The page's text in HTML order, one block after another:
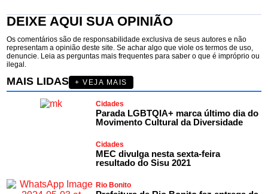
DEIXE AQUI SUA OPINIÃO
Os comentários são de responsabilidade exclusiva de seus autores e não
representam a opinião deste site. Se achar algo que viole os termos de uso,
denuncie. Leia as perguntas mais frequentes para saber o que é impróprio ou
ilegal.
MAIS LIDAS + VEJA MAIS
Cidades
Parada LGBTQIA+ marca último dia do
Movimento Cultural da Diversidade
Cidades
MEC divulga nesta sexta-feira
resultado do Sisu 2021
Rio Bonito